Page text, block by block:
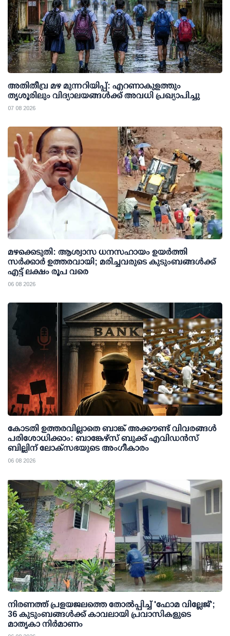
അതിതീവ്ര മഴ മുന്നറിയിപ്പ്: എറണാകുളത്തും
തൃശൂരിലും വിദ്യാലയങ്ങള്‍ക്ക് അവധി പ്രഖ്യാപിച്ചു
07 08 2026
മഴക്കെടുതി: ആശ്വാസ ധനസഹായം ഉയര്‍ത്തി
സര്‍ക്കാര്‍ ഉത്തരവായി; മരിച്ചവരുടെ കുടുംബങ്ങള്‍ക്ക്
എട്ട് ലക്ഷം രൂപ വരെ
06 08 2026
കോടതി ഉത്തരവില്ലാതെ ബാങ്ക് അക്കൗണ്ട് വിവരങ്ങള്‍
പരിശോധിക്കാം: ബാങ്കേഴ്സ് ബുക്ക് എവിഡന്‍സ്
ബില്ലിന് ലോക്സഭയുടെ അംഗീകാരം
06 08 2026
നിരണത്ത് പ്രളയജലത്തെ തോല്‍പ്പിച്ച് 'ഫോമ വില്ലേജ്';
36 കുടുംബങ്ങള്‍ക്ക് കാവലായി പ്രവാസികളുടെ
മാതൃകാ നിര്‍മാണം